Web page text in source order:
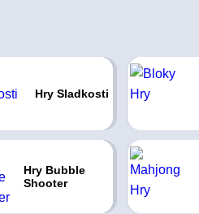
Hry Sladkosti
Hry Bubble
Shooter